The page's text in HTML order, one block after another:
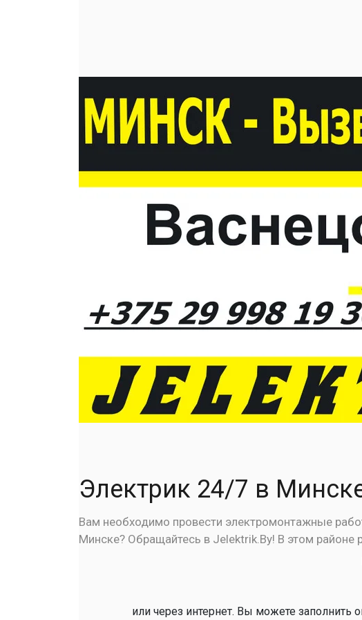
Электрик 24/7 в
Вам необходимо провести электромонтажные
Минске? Обращайтесь в Jelektrik.By! В этом
или через интернет. Вы можете заполнить